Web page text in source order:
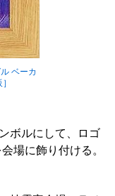
ベーカ
ボルにして、ロゴ
場に飾り付ける。